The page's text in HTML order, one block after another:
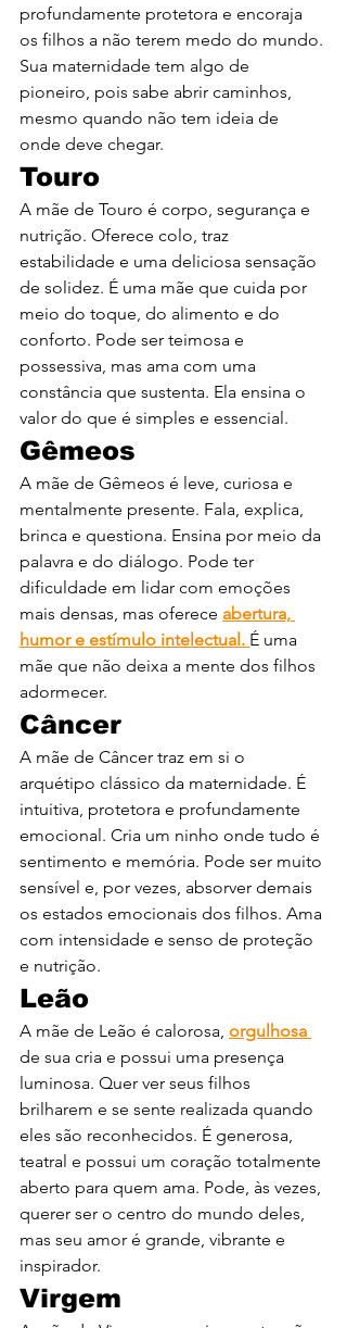
profundamente protetora e encoraja
os filhos a não terem medo do mundo.
Sua maternidade tem algo de
pioneiro, pois sabe abrir caminhos,
mesmo quando não tem ideia de
onde deve chegar.
Touro
A mãe de Touro é corpo, segurança e
nutrição. Oferece colo, traz
estabilidade e uma deliciosa sensação
de solidez. É uma mãe que cuida por
meio do toque, do alimento e do
conforto. Pode ser teimosa e
possessiva, mas ama com uma
constância que sustenta. Ela ensina o
valor do que é simples e essencial.
Gêmeos
A mãe de Gêmeos é leve, curiosa e
mentalmente presente. Fala, explica,
brinca e questiona. Ensina por meio da
palavra e do diálogo. Pode ter
dificuldade em lidar com emoções
mais densas, mas oferece abertura,
humor e estímulo intelectual. É uma
mãe que não deixa a mente dos filhos
adormecer.
Câncer
A mãe de Câncer traz em si o
arquétipo clássico da maternidade. É
intuitiva, protetora e profundamente
emocional. Cria um ninho onde tudo é
sentimento e memória. Pode ser muito
sensível e, por vezes, absorver demais
os estados emocionais dos filhos. Ama
com intensidade e senso de proteção
e nutrição.
Leão
A mãe de Leão é calorosa, orgulhosa
de sua cria e possui uma presença
luminosa. Quer ver seus filhos
brilharem e se sente realizada quando
eles são reconhecidos. É generosa,
teatral e possui um coração totalmente
aberto para quem ama. Pode, às vezes,
querer ser o centro do mundo deles,
mas seu amor é grande, vibrante e
inspirador.
Virgem